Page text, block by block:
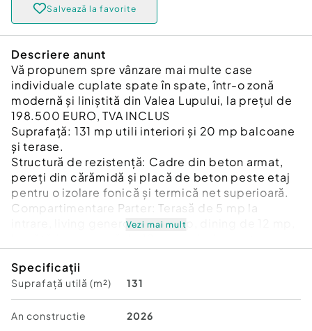
Salvează la favorite
Descriere anunt
Vă propunem spre vânzare mai multe case
individuale cuplate spate în spate, într-o zonă
modernă și liniștită din Valea Lupului, la prețul de
198.500 EURO, TVA INCLUS
Suprafață: 131 mp utili interiori și 20 mp balcoane
și terase.
Structură de rezistență: Cadre din beton armat,
pereți din cărămidă și placă de beton peste etaj
pentru o izolare fonică și termică net superioară.
Compartimentare Parter: Terasă de 5 mp la
intrare, living generos de 26 mp, dining de 12 mp,
depozitare.
Compartimentare Etaj: 3 dormitoare luminoase
de aproximativ 13 mp fiecare, dressing de 5 mp,
baie mare de 10 mp, 2 balcoane de 5 mp fiecare
Vezi mai mult
Specificații
Suprafață utilă (m²) 131
An constructie 2026